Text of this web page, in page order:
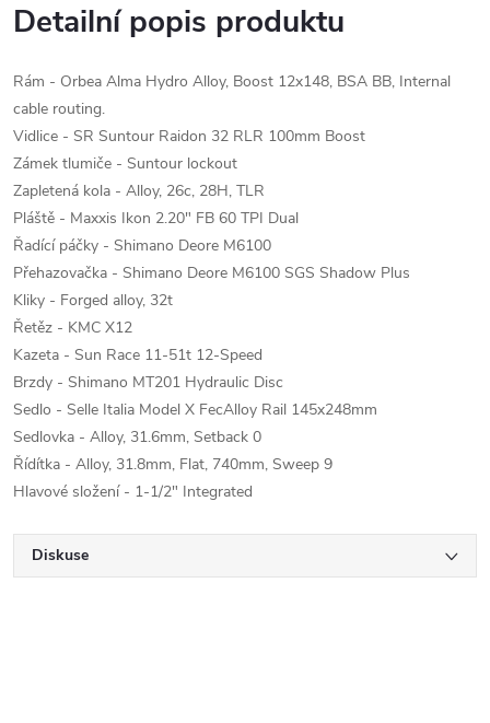
Detailní popis produktu
Rám - Orbea Alma Hydro Alloy, Boost 12x148, BSA BB, Internal
cable routing.
Vidlice - SR Suntour Raidon 32 RLR 100mm Boost
Zámek tlumiče - Suntour lockout
Zapletená kola - Alloy, 26c, 28H, TLR
Pláště - Maxxis Ikon 2.20" FB 60 TPI Dual
Řadící páčky - Shimano Deore M6100
Přehazovačka - Shimano Deore M6100 SGS Shadow Plus
Kliky - Forged alloy, 32t
Řetěz - KMC X12
Kazeta - Sun Race 11-51t 12-Speed
Brzdy - Shimano MT201 Hydraulic Disc
Sedlo - Selle Italia Model X FecAlloy Rail 145x248mm
Sedlovka - Alloy, 31.6mm, Setback 0
Řídítka - Alloy, 31.8mm, Flat, 740mm, Sweep 9
Hlavové složení - 1-1/2" Integrated
Diskuse